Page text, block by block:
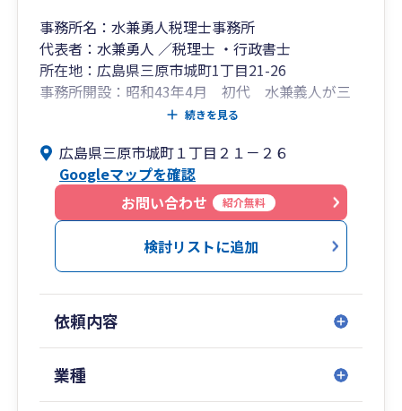
事務所名：水兼勇人税理士事務所
代表者：水兼勇人 ／税理士 ・行政書士
所在地：広島県三原市城町1丁目21-26
事務所開設：昭和43年4月 初代 水兼義人が三
原市港町に事務所開設
除く)
関連会社 ：株式会社ビジネスサポート
【業務対応エリア】
三原市、東広島市、尾道市、福山市、広島市、府
【相続手続き・遺産整理でお困りの方へ】
ドバイスが欲しい
自筆証書遺言はあるが、その後の手続きがわから
ない
続きを見る
広島県三原市城町１丁目２１－２６
Googleマップを確認
お問い合わせ
紹介無料
検討リストに追加
依頼内容
業種